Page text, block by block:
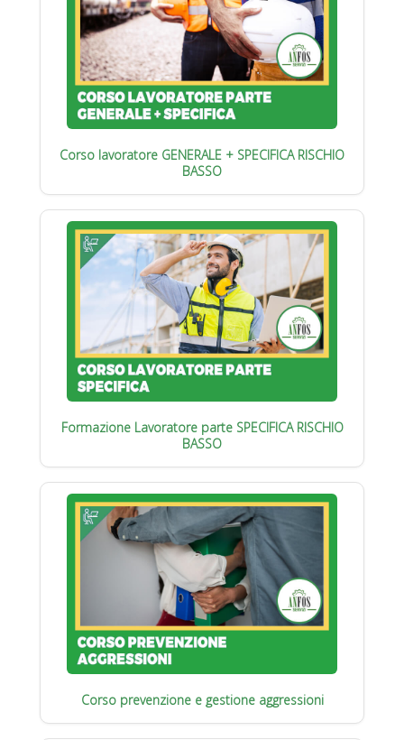
Corso lavoratore GENERALE + SPECIFICA RISCHIO
BASSO
Formazione Lavoratore parte SPECIFICA RISCHIO
BASSO
Corso prevenzione e gestione aggressioni